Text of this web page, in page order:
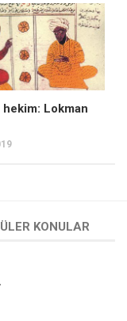
hekim: Lokman
KONULAR